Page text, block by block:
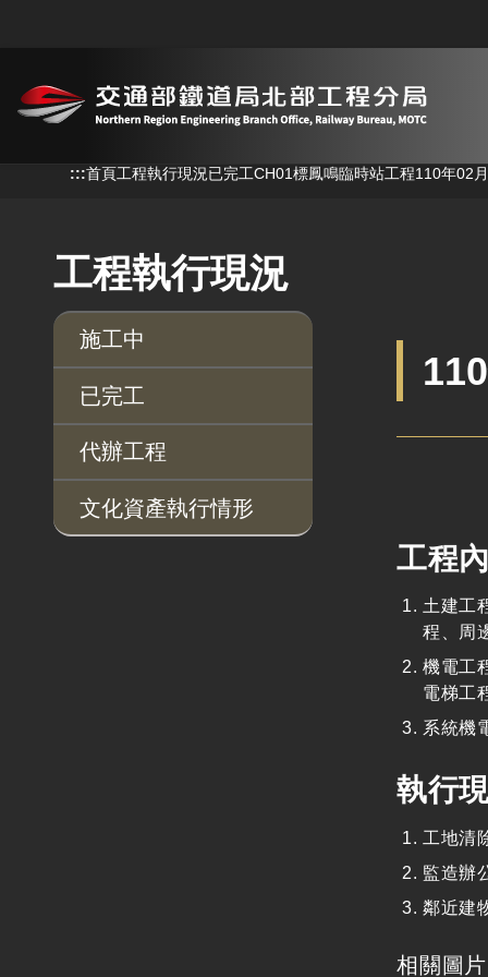
:::首頁工程執行現況已完工CH01標鳳鳴臨時站工程110年02
工程執行現況
施工中
已完工
代辦工程
文化資產執行情形
工程
土建工
程、周
機電工
電梯工
系統機
執行
工地清
監造辦
鄰近建
相關圖片